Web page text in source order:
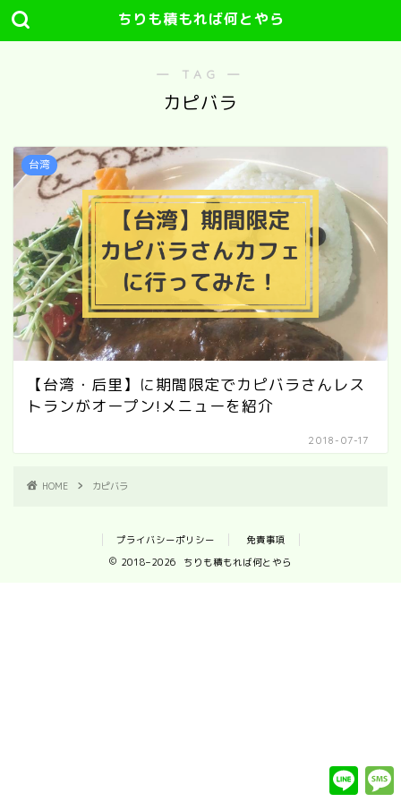
ちりも積もれば何とやら
― TAG ―
カピバラ
台湾
【台湾・后里】に期間限定でカピバラさんレス
トランがオープン!メニューを紹介
2018-07-17
HOME カピバラ
プライバシーポリシー
免責事項
2018–2026 ちりも積もれば何とやら
L